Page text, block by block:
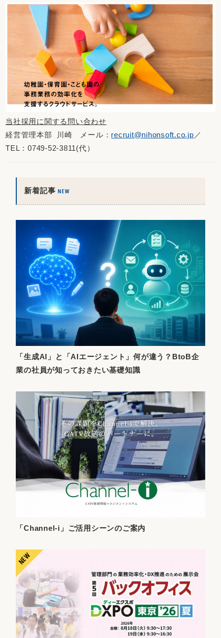
当社採用に関する問い合わせ
経営管理本部 川崎 メール： recruit@nihonsoft.co.jp ／
TEL：0749-52-3811(代）
新着記事NEW
「生成AI」と「AIエージェント」何が違う？BtoB企
業の社員が知っておきたい基礎知識
「Channel-i」ご活用シーンのご案内